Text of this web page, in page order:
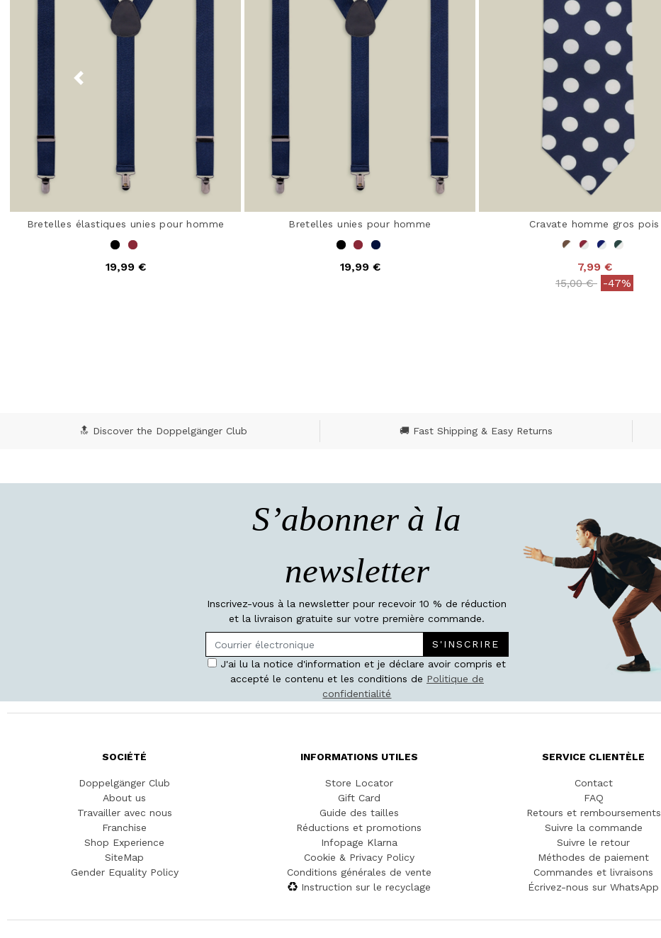
Bretelles élastiques unies pour homme
19,99 €
Bretelles unies pour homme
19,99 €
Cravate homme gros pois
7,99 €
Price reduced from
15,00 €to-47%
🔝 Discover the Doppelgänger Club 🚚 Fast Shipping & Easy Returns
S’abonner à la
newsletter
Inscrivez-vous à la newsletter pour recevoir 10 % de réduction
et la livraison gratuite sur votre première commande.
S'INSCRIRE
J'ai lu la notice d'information et je déclare avoir compris et
accepté le contenu et les conditions de Politique de
confidentialité
SOCIÉTÉ
Doppelgänger Club
About us
Travailler avec nous
Franchise
Shop Experience
SiteMap
Gender Equality Policy
INFORMATIONS UTILES
Store Locator
Gift Card
Guide des tailles
Réductions et promotions
Infopage Klarna
Cookie & Privacy Policy
Conditions générales de vente
Instruction sur le recyclage
SERVICE CLIENTÈLE
Contact
FAQ
Retours et remboursements
Suivre la commande
Suivre le retour
Méthodes de paiement
Commandes et livraisons
Écrivez-nous sur WhatsApp